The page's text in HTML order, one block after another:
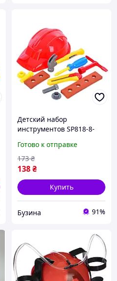
Детский набор
инструментов SP818-8-
болты buzyna
Готово к отправке
138₴
173 ₴
Купить
Бузина 91%